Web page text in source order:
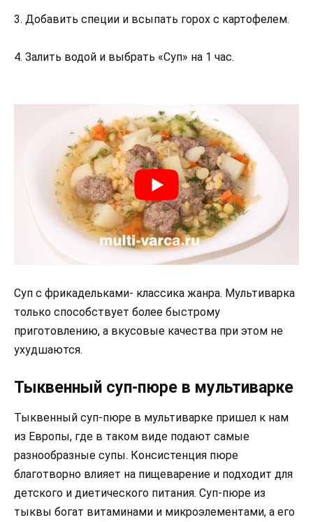
3. Добавить специи и всыпать горох с картофелем.
4. Залить водой и выбрать «Суп» на 1 час.
Суп с фрикадельками- классика жанра. Мультиварка
только способствует более быстрому
приготовлению, а вкусовые качества при этом не
ухудшаются.
Тыквенный суп-пюре в мультиварке
Тыквенный суп-пюре в мультиварке пришел к нам
из Европы, где в таком виде подают самые
разнообразные супы. Консистенция пюре
благотворно влияет на пищеварение и подходит для
детского и диетического питания. Суп-пюре из
тыквы богат витаминами и микроэлементами, а его